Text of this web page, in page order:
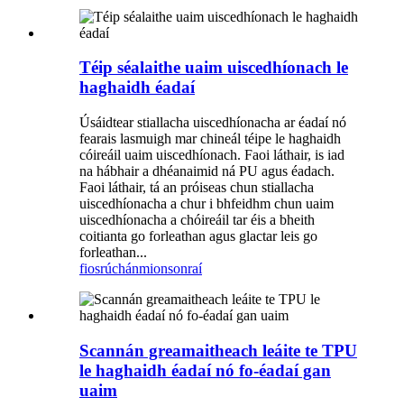
Téip séalaithe uaim uiscedhíonach le
haghaidh éadaí
Úsáidtear stiallacha uiscedhíonacha ar éadaí nó
fearais lasmuigh mar chineál téipe le haghaidh
cóireáil uaim uiscedhíonach. Faoi láthair, is iad
na hábhair a dhéanaimid ná PU agus éadach.
Faoi láthair, tá an próiseas chun stiallacha
uiscedhíonacha a chur i bhfeidhm chun uaim
uiscedhíonacha a chóireáil tar éis a bheith
coitianta go forleathan agus glactar leis go
forleathan...
fiosrúchánmionsonraí
Scannán greamaitheach leáite te TPU
le haghaidh éadaí nó fo-éadaí gan
uaim